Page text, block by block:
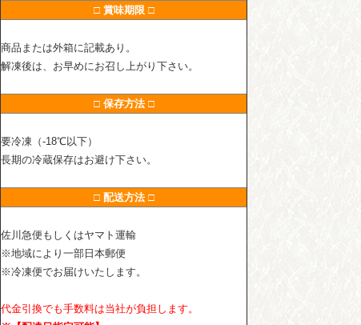
□ 賞味期限 □
商品または外箱に記載あり。
解凍後は、お早めにお召し上がり下さい。
□ 保存方法 □
要冷凍（-18℃以下）
長期の冷蔵保存はお避け下さい。
□ 配送方法 □
佐川急便もしくはヤマト運輸
※地域により一部日本郵便
※冷凍便でお届けいたします。
代金引換でも手数料は当社が負担します。